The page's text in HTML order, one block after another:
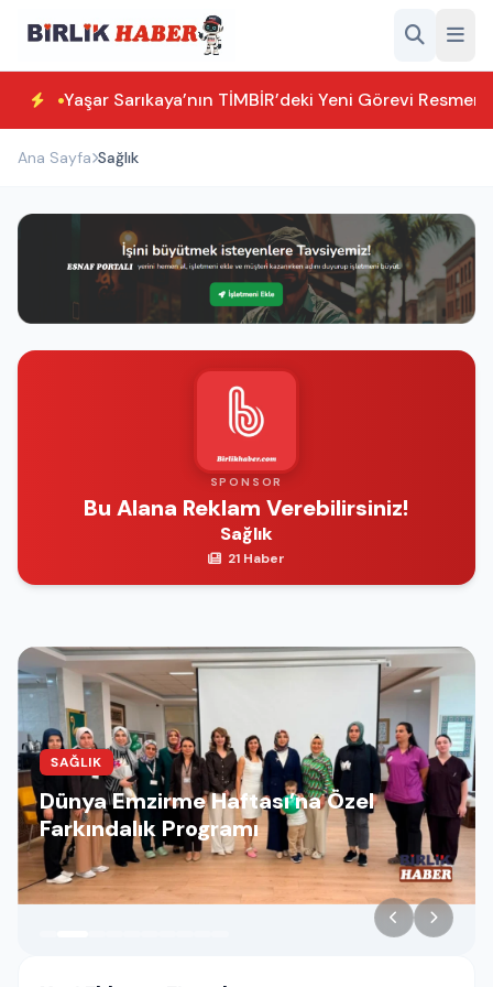
Yaşar Sarıkaya’nın TİMBİR’deki Yeni Görevi
Ana Sayfa Sağlık
SPONSOR
Bu Alana Reklam Verebilirsiniz!
Sağlık
21 Haber
SAĞLIK
Dünya Emzirme Haftası’na Özel
Farkındalık Programı